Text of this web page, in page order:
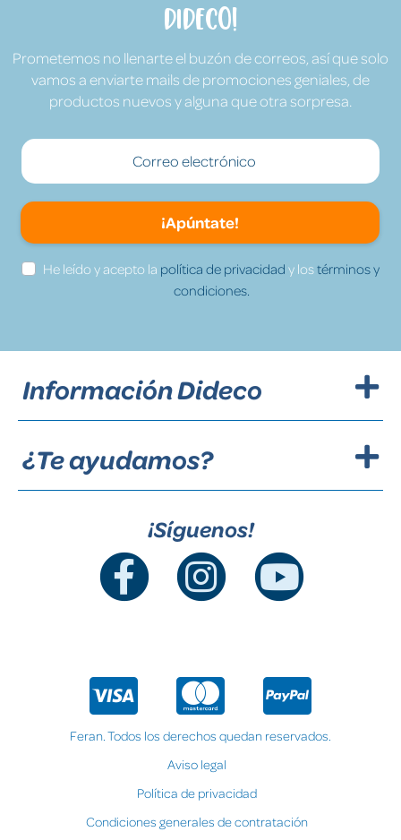
Dideco!
Prometemos no llenarte el buzón de correos, así que solo
vamos a enviarte mails de promociones geniales, de
productos nuevos y alguna que otra sorpresa.
¡Apúntate!
He leído y acepto la política de privacidad y lostérminos y
condiciones.
Información Dideco
¿Te ayudamos?
¡Síguenos!
Feran. Todos los derechos quedan reservados.
Aviso legal
Política de privacidad
Condiciones generales de contratación